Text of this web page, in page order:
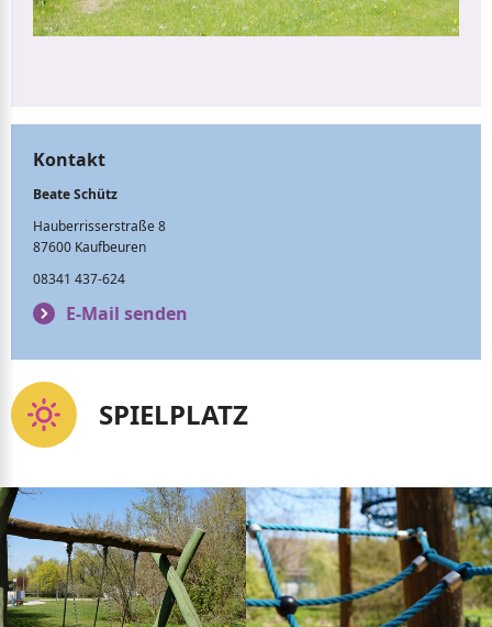
Kontakt
Beate Schütz
Hauberrisserstraße 8
87600 Kaufbeuren
08341 437-624
E-Mail senden
SPIELPLATZ